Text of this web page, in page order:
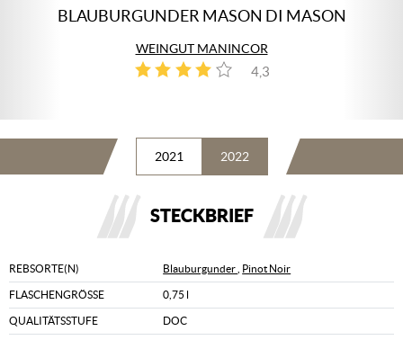
BLAUBURGUNDER MASON DI MASON
WEINGUT MANINCOR
4,3
3
2021 2022
STECKBRIEF
REBSORTE(N) Blauburgunder Pinot Noir
FLASCHENGRÖSSE 0,75 l
QUALITÄTSSTUFE DOC